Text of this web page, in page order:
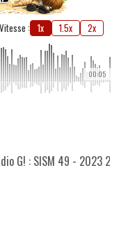
Vitesse : 1x 1.5x 2x
00:05
G! : SISM 49 - 2023 2/